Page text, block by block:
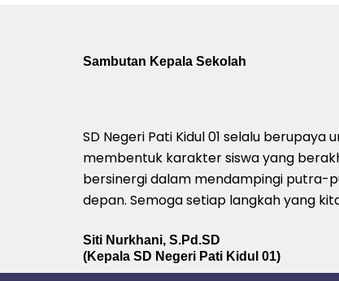
Sambutan Kepala Sekolah
SD Negeri Pati Kidul 01 selalu
membentuk karakter siswa yang
bersinergi dalam mendampingi putra-
depan. Semoga setiap langkah yang
Siti Nurkhani, S.Pd.SD
(Kepala SD Negeri Pati Kidul 01)